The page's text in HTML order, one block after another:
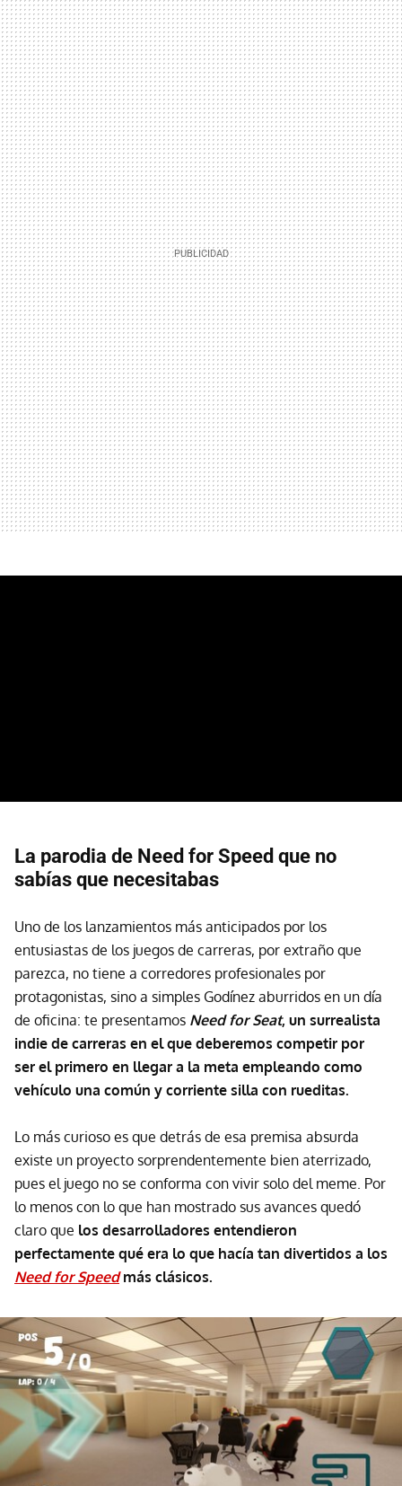
La parodia de Need for Speed que no
sabías que necesitabas
Uno de los lanzamientos más anticipados por los
entusiastas de los juegos de carreras, por extraño que
parezca, no tiene a corredores profesionales por
protagonistas, sino a simples Godínez aburridos en un día
de oficina: te presentamos Need for Seat, un surrealista
indie de carreras en el que deberemos competir por
ser el primero en llegar a la meta empleando como
vehículo una común y corriente silla con rueditas.
Lo más curioso es que detrás de esa premisa absurda
existe un proyecto sorprendentemente bien aterrizado,
pues el juego no se conforma con vivir solo del meme. Por
lo menos con lo que han mostrado sus avances quedó
claro que los desarrolladores entendieron
perfectamente qué era lo que hacía tan divertidos a los
Need for Speedmás clásicos.